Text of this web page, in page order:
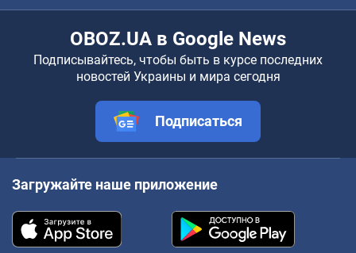
OBOZ.UA в Google News
Подписывайтесь, чтобы быть в курсе последних
новостей Украины и мира сегодня
Подписаться
Загружайте наше приложение